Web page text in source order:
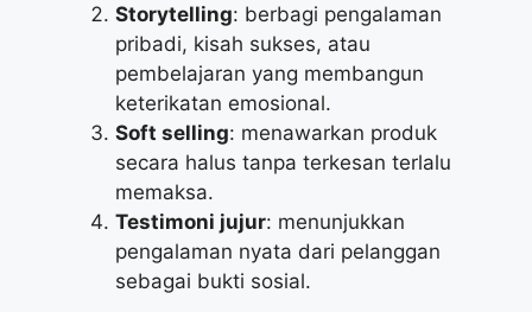
Storytelling: berbagi pengalaman
pribadi, kisah sukses, atau
pembelajaran yang membangun
keterikatan emosional.
Soft selling: menawarkan produk
secara halus tanpa terkesan terlalu
memaksa.
Testimoni jujur: menunjukkan
pengalaman nyata dari pelanggan
sebagai bukti sosial.